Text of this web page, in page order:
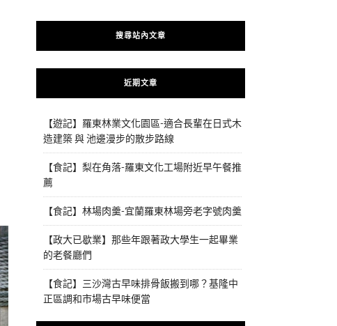
搜尋站內文章
近期文章
【遊記】羅東林業文化園區-適合長輩在日式木
造建築 與 池邊漫步的散步路線
【食記】梨在角落-羅東文化工場附近早午餐推
薦
【食記】林場肉羹-宜蘭羅東林場旁老字號肉羹
【政大已歇業】那些年跟著政大學生一起畢業
的老餐廳們
【食記】三沙灣古早味排骨飯搬到哪？基隆中
正區調和市場古早味便當